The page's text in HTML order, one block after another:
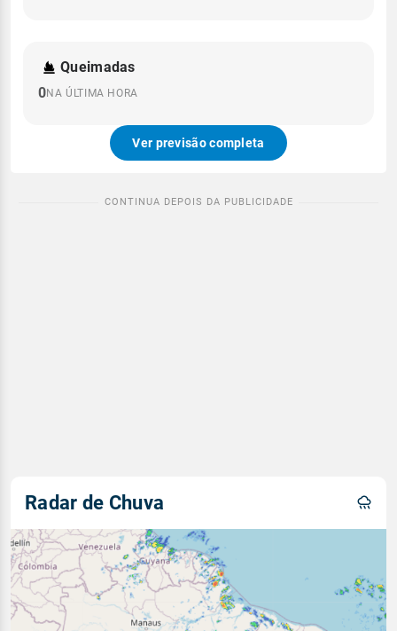
Queimadas
0NA ÚLTIMA HORA
Ver previsão completa
Radar de Chuva